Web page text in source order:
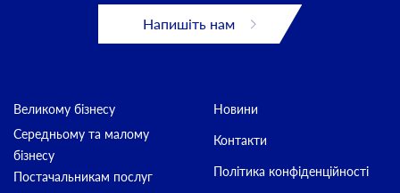
Напишіть нам
Великому бізнесу
Середньому та малому
бізнесу
Постачальникам послуг
Новини
Контакти
Політика конфіденційності